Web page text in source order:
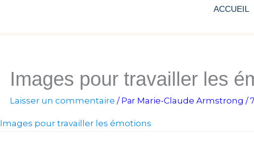
ACCUEIL
Images pour travailler les
Laisser un commentaire / Par Marie-Claude Armstrong /
Images pour travailler les émotions